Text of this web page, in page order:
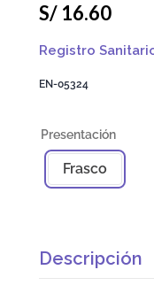
S/ 16.60
Registro
EN-05324
Frasco
Descripción